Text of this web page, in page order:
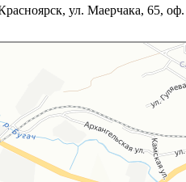
ул. Маерчака, 65, оф.